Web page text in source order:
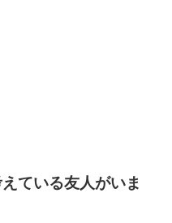
ている友人がいま